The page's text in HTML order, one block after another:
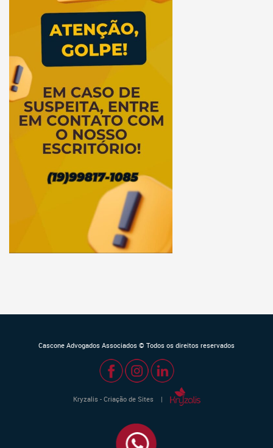
Cascone Advogados Associados © Todos os direitos reservados
Kryzalis - Criação de Sites |